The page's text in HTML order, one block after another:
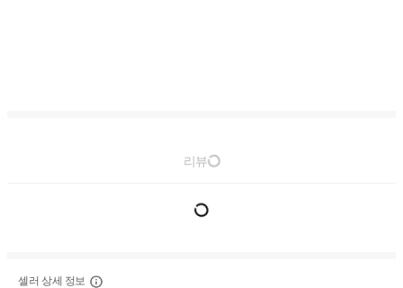
리뷰
셀러 상세 정보